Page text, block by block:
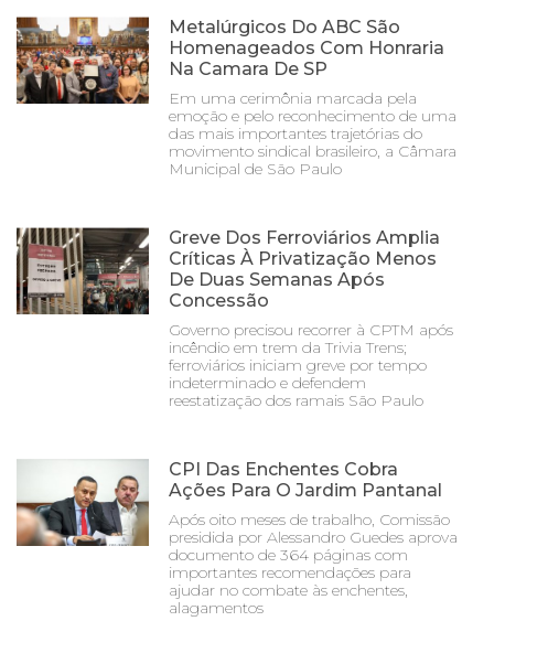
Metalúrgicos Do ABC São
Homenageados Com Honraria
Na Camara De SP
Em uma cerimônia marcada pela
emoção e pelo reconhecimento de uma
das mais importantes trajetórias do
movimento sindical brasileiro, a Câmara
Municipal de São Paulo
Greve Dos Ferroviários Amplia
Críticas À Privatização Menos
De Duas Semanas Após
Concessão
Governo precisou recorrer à CPTM após
incêndio em trem da Trivia Trens;
ferroviários iniciam greve por tempo
indeterminado e defendem
reestatização dos ramais São Paulo
CPI Das Enchentes Cobra
Ações Para O Jardim Pantanal
Após oito meses de trabalho, Comissão
presidida por Alessandro Guedes aprova
documento de 364 páginas com
importantes recomendações para
ajudar no combate às enchentes,
alagamentos